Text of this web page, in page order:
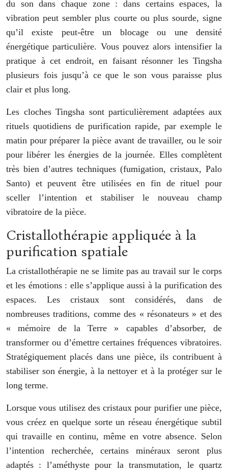
du son dans chaque zone : dans certains espaces, la
vibration peut sembler plus courte ou plus sourde, signe
qu’il existe peut-être un blocage ou une densité
énergétique particulière. Vous pouvez alors intensifier la
pratique à cet endroit, en faisant résonner les Tingsha
plusieurs fois jusqu’à ce que le son vous paraisse plus
clair et plus long.
Les cloches Tingsha sont particulièrement adaptées aux
rituels quotidiens de purification rapide, par exemple le
matin pour préparer la pièce avant de travailler, ou le soir
pour libérer les énergies de la journée. Elles complètent
très bien d’autres techniques (fumigation, cristaux, Palo
Santo) et peuvent être utilisées en fin de rituel pour
sceller l’intention et stabiliser le nouveau champ
vibratoire de la pièce.
Cristallothérapie appliquée à la
purification spatiale
La cristallothérapie ne se limite pas au travail sur le corps
et les émotions : elle s’applique aussi à la purification des
espaces. Les cristaux sont considérés, dans de
nombreuses traditions, comme des « résonateurs » et des
« mémoire de la Terre » capables d’absorber, de
transformer ou d’émettre certaines fréquences vibratoires.
Stratégiquement placés dans une pièce, ils contribuent à
stabiliser son énergie, à la nettoyer et à la protéger sur le
long terme.
Lorsque vous utilisez des cristaux pour purifier une pièce,
vous créez en quelque sorte un réseau énergétique subtil
qui travaille en continu, même en votre absence. Selon
l’intention recherchée, certains minéraux seront plus
adaptés : l’améthyste pour la transmutation, le quartz